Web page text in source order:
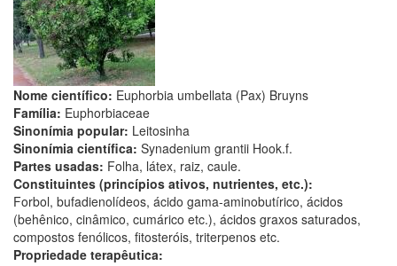
Nome científico: Euphorbia umbellata (Pax) Bruyns
Família: Euphorbiaceae
Sinonímia popular: Leitosinha
Sinonímia científica: Synadenium grantii Hook.f.
Partes usadas: Folha, látex, raiz, caule.
Constituintes (princípios ativos, nutrientes, etc.):
Forbol, bufadienolídeos, ácido gama-aminobutírico, ácidos
(behênico, cinâmico, cumárico etc.), ácidos graxos saturados,
compostos fenólicos, fitosteróis, triterpenos etc.
Propriedade terapêutica: